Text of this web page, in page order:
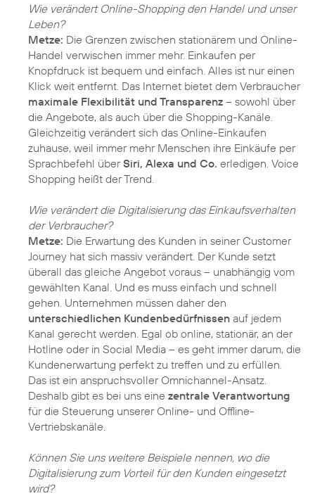
Wie verändert Online-Shopping den Handel und unser
Leben?
Metze: Die Grenzen zwischen stationärem und Online-
Handel verwischen immer mehr. Einkaufen per
Knopfdruck ist bequem und einfach. Alles ist nur einen
Klick weit entfernt. Das Internet bietet dem Verbraucher
maximale Flexibilität und Transparenz – sowohl über
die Angebote, als auch über die Shopping-Kanäle.
Gleichzeitig verändert sich das Online-Einkaufen
zuhause, weil immer mehr Menschen ihre Einkäufe per
Sprachbefehl überSiri, Alexa und Co. erledigen. Voice
Shopping heißt der Trend.
Wie verändert die Digitalisierung das Einkaufsverhalten
der Verbraucher?
Metze: Die Erwartung des Kunden in seiner Customer
Journey hat sich massiv verändert. Der Kunde setzt
überall das gleiche Angebot voraus – unabhängig vom
gewählten Kanal. Und es muss einfach und schnell
gehen. Unternehmen müssen daher den
unterschiedlichen Kundenbedürfnissen auf jedem
Kanal gerecht werden. Egal ob online, stationär, an der
Hotline oder in Social Media – es geht immer darum, die
Kundenerwartung perfekt zu treffen und zu erfüllen.
Das ist ein anspruchsvoller Omnichannel-Ansatz.
Deshalb gibt es bei uns eine zentrale Verantwortung
für die Steuerung unserer Online- und Offline-
Vertriebskanäle.
Können Sie uns weitere Beispiele nennen, wo die
Digitalisierung zum Vorteil für den Kunden eingesetzt
wird?